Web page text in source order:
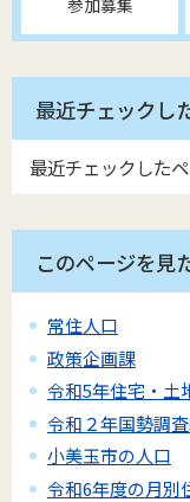
最近チェックし
最近チェックした
このページを見
常住人口
政策企画課
令和5年住宅・土
令和２年国勢調査
小美玉市の人口
令和6年度の月別